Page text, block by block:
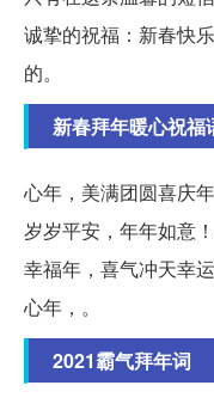
诚挚的祝福：新春快
的。
新春拜年暖心祝福
心年，美满团圆喜庆
岁岁平安，年年如意
幸福年，喜气冲天幸
心年，。
2021霸气拜年词